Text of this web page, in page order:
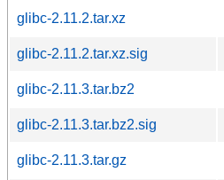
glibc-2.11.2.tar.xz
glibc-2.11.2.tar.xz.sig
glibc-2.11.3.tar.bz2
glibc-2.11.3.tar.bz2.sig
glibc-2.11.3.tar.gz